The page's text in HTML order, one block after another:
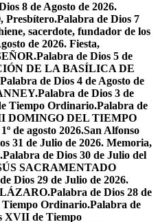
8 de Agosto de 2026.
Presbítero.Palabra de Dios 7
sacerdote, fundador de los
de 2026. Fiesta,
Palabra de Dios 5 de
DE LA BASÍLICA DE
Palabra de Dios 4 de Agosto de
Palabra de Dios 3 de
Tiempo Ordinario.Palabra de
DOMINGO DEL TIEMPO
de agosto 2026.San Alfonso
31 de Julio de 2026. Memoria,
Palabra de Dios 30 de Julio del
SACRAMENTADO
Dios 29 de Julio de 2026.
Palabra de Dios 28 de
Ordinario.Palabra de
XVII de Tiempo